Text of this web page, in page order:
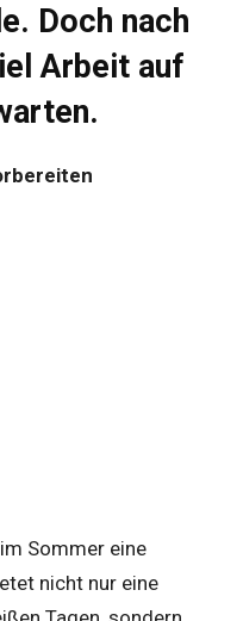
Doch nach
Arbeit auf
Sommer eine
nicht nur eine